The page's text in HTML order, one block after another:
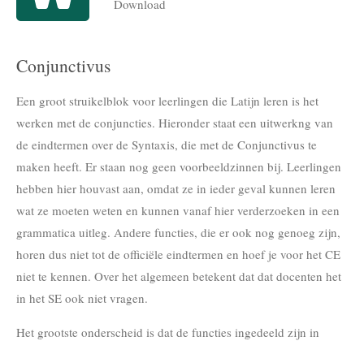
Download
Conjunctivus
Een groot struikelblok voor leerlingen die Latijn leren is het
werken met de conjuncties. Hieronder staat een uitwerkng van
de eindtermen over de Syntaxis, die met de Conjunctivus te
maken heeft. Er staan nog geen voorbeeldzinnen bij. Leerlingen
hebben hier houvast aan, omdat ze in ieder geval kunnen leren
wat ze moeten weten en kunnen vanaf hier verderzoeken in een
grammatica uitleg. Andere functies, die er ook nog genoeg zijn,
horen dus niet tot de officiële eindtermen en hoef je voor het CE
niet te kennen. Over het algemeen betekent dat dat docenten het
in het SE ook niet vragen.
Het grootste onderscheid is dat de functies ingedeeld zijn in